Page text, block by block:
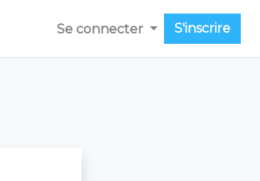
Se connecter S'inscrire